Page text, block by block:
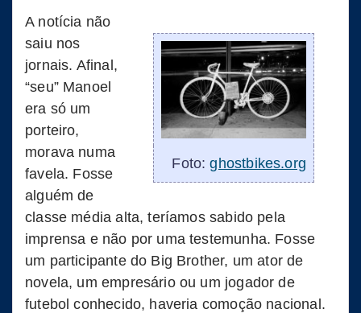
Foto:ghostbikes.org
A notícia não
saiu nos
jornais. Afinal,
“seu” Manoel
era só um
porteiro,
morava numa
favela. Fosse
alguém de
classe média alta, teríamos sabido pela
imprensa e não por uma testemunha. Fosse
um participante do Big Brother, um ator de
novela, um empresário ou um jogador de
futebol conhecido, haveria comoção nacional.